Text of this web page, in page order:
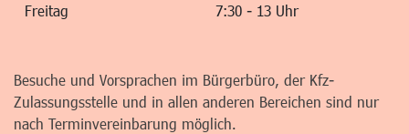
Freitag 7:30 - 13 Uhr
Besuche und Vorsprachen im Bürgerbüro, der Kfz-
Zulassungsstelle und in allen anderen Bereichen sind nur
nach Terminvereinbarung möglich.